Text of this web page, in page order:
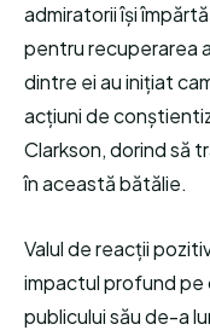
admiratorii își
pentru recuperarea
dintre ei au inițiat
acțiuni de
Clarkson, dorind să
în această bătălie.
Valul de reacții
impactul profund pe
publicului său de-a